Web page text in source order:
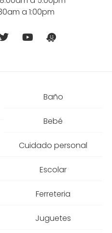
a 1:00pm
Baño
Bebé
Cuidado personal
Escolar
Ferreteria
Juguetes